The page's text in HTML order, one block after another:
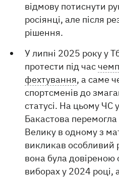
відмову потиснути
росіянці, але після
рішення.
У липні 2025 року у
протести під час
фехтування, а саме
спортсменів до
статусі. На цьому ЧС
Бакастова
Велику в одному з
викликав особливий
вона була довіреною
виборах у 2024